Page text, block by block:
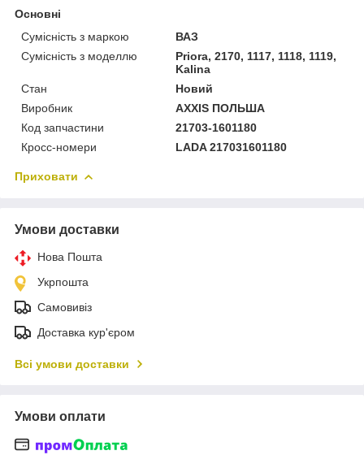
Основні
Сумісність з маркою
ВАЗ
Сумісність з моделлю
Priora, 2170, 1117, 1118, 1119,
Kalina
Стан
Новий
Виробник
AXXIS ПОЛЬША
Код запчастини
21703-1601180
Кросс-номери
LADA 217031601180
Приховати
Умови доставки
Нова Пошта
Укрпошта
Самовивіз
Доставка кур'єром
Всі умови доставки
Умови оплати